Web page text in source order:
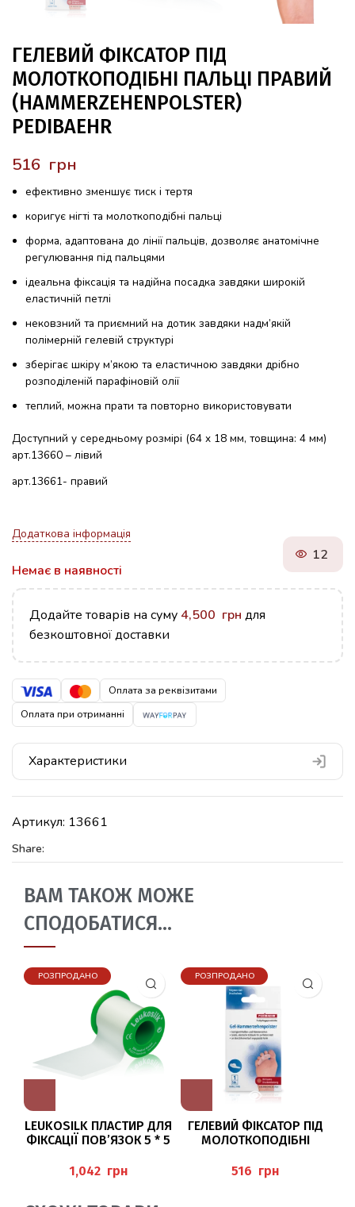
ГЕЛЕВИЙ ФІКСАТОР ПІД
МОЛОТКОПОДІБНІ ПАЛЬЦІ ПРАВИЙ
(HAMMERZEHENPOLSTER)
PEDIBAEHR
грн
ефективно зменшує тиск і тертя
коригує нігті та молоткоподібні пальці
форма, адаптована до лінії пальців, дозволяє анатомічне
регулювання під пальцями
ідеальна фіксація та надійна посадка завдяки широкій
еластичній петлі
нековзний та приємний на дотик завдяки надм’якій
полімерній гелевій структурі
зберігає шкіру м’якою та еластичною завдяки дрібно
розподіленій парафіновій олії
теплий, можна прати та повторно використовувати
Доступний у середньому розмірі (64 x 18 мм, товщина: 4 мм)
арт.13660 – лівий
арт.13661- правий
Додаткова інформація
Немає в наявності
12
Додайте товарів на суму 4,500 грн для
безкоштовної доставки
Оплата за реквізитами
Оплата при отриманні
Характеристики
Артикул: 13661
Share:
ВАМ ТАКОЖ МОЖЕ
СПОДОБАТИСЯ…
РОЗПРОДАНО
LEUKOSILK ПЛАСТИР ДЛЯ
ФІКСАЦІЇ ПОВ’ЯЗОК 5 * 5
грн
РОЗПРОДАНО
ГЕЛЕВИЙ ФІКСАТОР ПІД
МОЛОТКОПОДІБНІ
(HAMMERZEHENPOLSTER)
PEDIBAEHR
грн